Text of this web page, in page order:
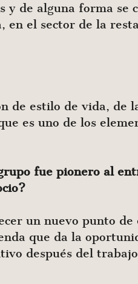
y de alguna forma se
en el sector de la
de estilo de vida, de
es uno de los
fue pionero al
un nuevo punto de
que da la
después del